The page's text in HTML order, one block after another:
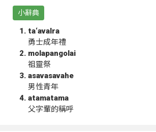
小辭典
ta‘avalra
勇士成年禮
molapangolai
祖靈祭
asavasavahe
男性青年
atamatama
父字輩的稱呼